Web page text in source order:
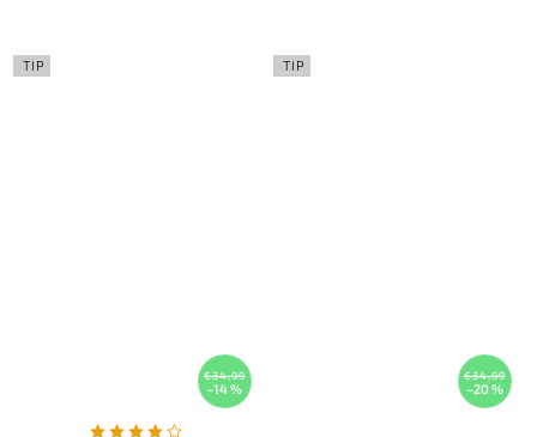
TIP
€34,99
–14 %
TIP
€34,99
–20 %